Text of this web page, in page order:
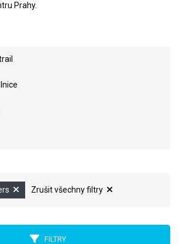
Prahy.
Zrušit všechny filtry
FILTRY